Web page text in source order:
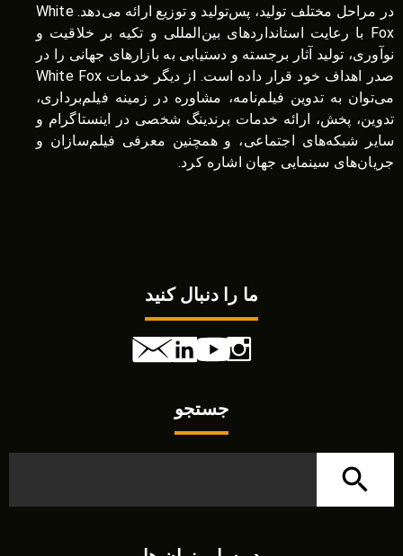
در مراحل مختلف تولید، پس‌تولید و توزیع ارائه می‌دهد. White
Fox با رعایت استانداردهای بین‌المللی و تکیه بر خلاقیت و
نوآوری، تولید آثار برجسته و دستیابی به بازارهای جهانی را در
صدر اهداف خود قرار داده است. از دیگر خدمات White Fox
می‌توان به تدوین فیلم‌نامه، مشاوره در زمینه فیلم‌برداری،
تدوین، پخش، ارائه خدمات برندینگ شخصی در اینستاگرام و
سایر شبکه‌های اجتماعی، و همچنین معرفی فیلم‌سازان و
جریان‌های سینمایی جهان اشاره کرد.
ما را دنبال کنید
جستجو